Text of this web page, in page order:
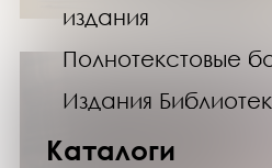
издания
Полнотекстовые
Издания
Каталоги